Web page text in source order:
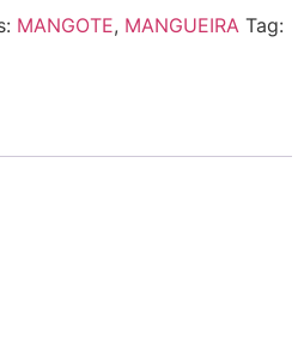
MANGOTE, MANGUEIRA Tag: